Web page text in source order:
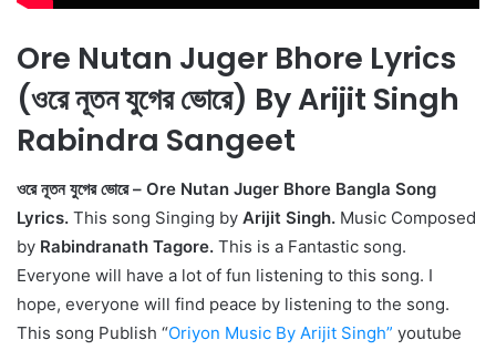
Ore Nutan Juger Bhore Lyrics
(ওরে নূতন যুগের ভোরে) By Arijit Singh
Rabindra Sangeet
ওরে নূতন যুগের ভোরে – Ore Nutan Juger Bhore Bangla Song
Lyrics. This song Singing by Arijit Singh. Music Composed
by Rabindranath Tagore. This is a Fantastic song.
Everyone will have a lot of fun listening to this song. I
hope, everyone will find peace by listening to the song.
This song Publish “Oriyon Music By Arijit Singh” youtube